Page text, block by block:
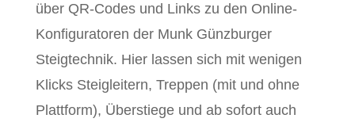
über QR-Codes und Links zu den Online-
Konfiguratoren der Munk Günzburger
Steigtechnik. Hier lassen sich mit wenigen
Klicks Steigleitern, Treppen (mit und ohne
Plattform), Überstiege und ab sofort auch